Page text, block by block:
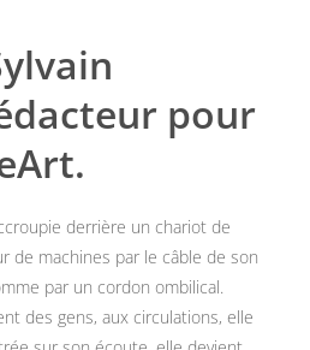
pour
derrière un chariot de
de machines par le câble de son
par un cordon ombilical.
des gens, aux circulations, elle